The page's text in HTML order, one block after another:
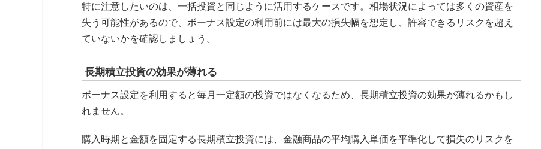
特に注意したいのは、一括投資と同じように活用するケースです。相場状況によっては多くの資産を
失う可能性があるので、ボーナス設定の利用前には最大の損失幅を想定し、許容できるリスクを超え
ていないかを確認しましょう。
長期積立投資の効果が薄れる
ボーナス設定を利用すると毎月一定額の投資ではなくなるため、長期積立投資の効果が薄れるかもし
れません。
購入時期と金額を固定する長期積立投資には、金融商品の平均購入単価を平準化して損失のリスクを